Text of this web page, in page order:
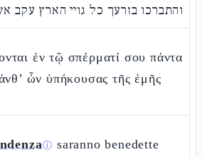
והתברכו בזרעך כל גויי הארץ עקב
ἐν τῷ σπέρματί σου πάντα
ὧν ὑπήκουσας τῆς ἐμῆς
ⓘ saranno benedette